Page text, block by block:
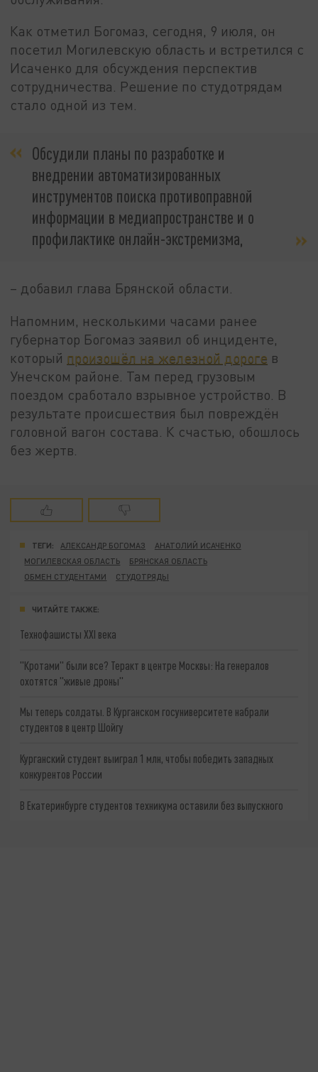
Как отметил Богомаз, сегодня, 9 июля, он
посетил Могилевскую область и встретился с
Исаченко для обсуждения перспектив
сотрудничества. Решение по студотрядам
стало одной из тем.
Обсудили планы по разработке и
внедрении автоматизированных
инструментов поиска противоправной
информации в медиапространстве и о
профилактике онлайн-экстремизма,
– добавил глава Брянской области.
Напомним, несколькими часами ранее
губернатор Богомаз заявил об инциденте,
который произошёл на железной дороге в
Унечском районе. Там перед грузовым
поездом сработало взрывное устройство. В
результате происшествия был повреждён
головной вагон состава. К счастью, обошлось
без жертв.
ТЕГИ: АЛЕКСАНДР БОГОМАЗ
АНАТОЛИЙ ИСАЧЕНКО
МОГИЛЕВСКАЯ ОБЛАСТЬ
БРЯНСКАЯ ОБЛАСТЬ
ОБМЕН СТУДЕНТАМИ
СТУДОТРЯДЫ
ЧИТАЙТЕ ТАКЖЕ:
Технофашисты XXI века
"Кротами" были все? Теракт в центре Москвы: На генералов
охотятся "живые дроны"
Мы теперь солдаты. В Курганском госуниверситете набрали
студентов в центр Шойгу
Курганский студент выиграл 1 млн, чтобы победить западных
конкурентов России
В Екатеринбурге студентов техникума оставили без выпускного